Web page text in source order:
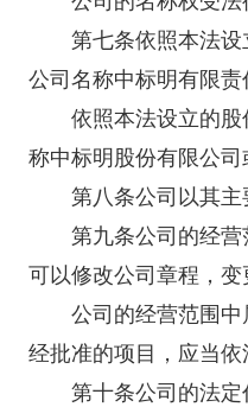
第七条依照本法设
公司名称中标明有限责
依照本法设立的股
称中标明股份有限公司
第八条公司以其主
第九条公司的经营
可以修改公司章程，变
公司的经营范围中
经批准的项目，应当依
第十条公司的法定